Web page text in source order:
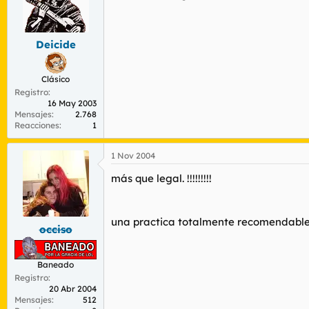
Deicide
Clásico
Registro
16 May 2003
Mensajes
2.768
Reacciones
1
occiso
Baneado
Registro
20 Abr 2004
Mensajes
512
1 Nov 2004
más que legal. !!!!!!!!!
una practica totalmente